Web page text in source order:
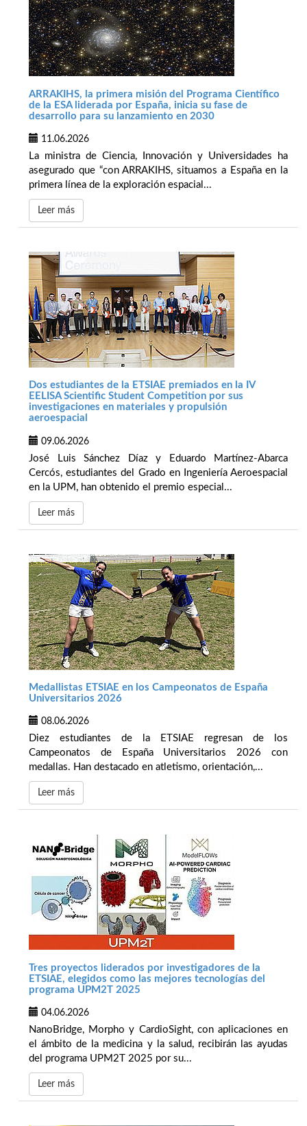
ARRAKIHS, la primera misión del Programa Científico
de la ESA liderada por España, inicia su fase de
desarrollo para su lanzamiento en 2030
11.06.2026
La ministra de Ciencia, Innovación y Universidades ha
asegurado que “con ARRAKIHS, situamos a España en la
primera línea de la exploración espacial...
Leer más
Dos estudiantes de la ETSIAE premiados en la IV
EELISA Scientific Student Competition por sus
investigaciones en materiales y propulsión
aeroespacial
09.06.2026
José Luis Sánchez Díaz y Eduardo Martínez-Abarca
Cercós, estudiantes del Grado en Ingeniería Aeroespacial
en la UPM, han obtenido el premio especial...
Leer más
Medallistas ETSIAE en los Campeonatos de España
Universitarios 2026
08.06.2026
Diez estudiantes de la ETSIAE regresan de los
Campeonatos de España Universitarios 2026 con
medallas. Han destacado en atletismo, orientación,...
Leer más
Tres proyectos liderados por investigadores de la
ETSIAE, elegidos como las mejores tecnologías del
programa UPM2T 2025
04.06.2026
NanoBridge, Morpho y CardioSight, con aplicaciones en
el ámbito de la medicina y la salud, recibirán las ayudas
del programa UPM2T 2025 por su...
Leer más